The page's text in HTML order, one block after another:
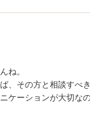
ね。
、その方と相談すべ
ケーションが大切な